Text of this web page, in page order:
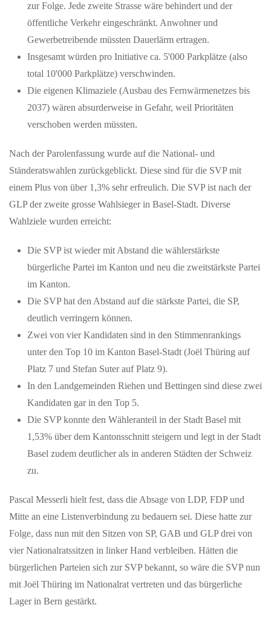
„Wahlkompass“ der Erzdiözese gewinnt Deutschen Preis für
Onlinekommunikation Freiburg (pef). Großer Erfolg für die
digitale politische…
MAI 29, 2026
Am 29. Mai 2026 jährt sich die Sturzflut in Braunsbach
zum zehnten Mal
ExtremWasserPartnerschaften helfen Kommunen dabei, sich auf
JUNI 01, 2026
ZURZACH Care baut die etablierte Rehaklinik
Limmattal aus
Mehr Betten, erweitertes Therapieangebot und neue chefärztliche
Leitung stärken die regionale Rehabilitationsversorgung.
ZURZACH Care…
MAI 14, 2026
Zähl mit: Wie viele Wildbienen summen in deinem
Wildbiene + Partner ruft am Weltbienentag zur ersten App-
basierten Wildbienen-Zählung auf Konstanz – Wer gerade
aufmerksam durch den Garten…
zur Folge. Jede zweite Strasse wäre behindert und der
öffentliche Verkehr eingeschränkt. Anwohner und
Gewerbetreibende müssten Dauerlärm ertragen.
Insgesamt würden pro Initiative ca. 5'000 Parkplätze (also
total 10'000 Parkplätze) verschwinden.
Die eigenen Klimaziele (Ausbau des Fernwärmenetzes bis
2037) wären absurderweise in Gefahr, weil Prioritäten
verschoben werden müssten.
Nach der Parolenfassung wurde auf die National- und
Ständeratswahlen zurückgeblickt. Diese sind für die SVP mit
einem Plus von über 1,3% sehr erfreulich. Die SVP ist nach der
GLP der zweite grosse Wahlsieger in Basel-Stadt. Diverse
Wahlziele wurden erreicht:
Die SVP ist wieder mit Abstand die wählerstärkste
bürgerliche Partei im Kanton und neu die zweitstärkste Partei
im Kanton.
Die SVP hat den Abstand auf die stärkste Partei, die SP,
deutlich verringern können.
Zwei von vier Kandidaten sind in den Stimmenrankings
unter den Top 10 im Kanton Basel-Stadt (Joël Thüring auf
Platz 7 und Stefan Suter auf Platz 9).
In den Landgemeinden Riehen und Bettingen sind diese zwei
Kandidaten gar in den Top 5.
Die SVP konnte den Wähleranteil in der Stadt Basel mit
1,53% über dem Kantonsschnitt steigern und legt in der Stadt
Basel zudem deutlicher als in anderen Städten der Schweiz
zu.
Pascal Messerli hielt fest, dass die Absage von LDP, FDP und
Mitte an eine Listenverbindung zu bedauern sei. Diese hatte zur
Folge, dass nun mit den Sitzen von SP, GAB und GLP drei von
vier Nationalratssitzen in linker Hand verbleiben. Hätten die
bürgerlichen Parteien sich zur SVP bekannt, so wäre die SVP nun
mit Joël Thüring im Nationalrat vertreten und das bürgerliche
Lager in Bern gestärkt.